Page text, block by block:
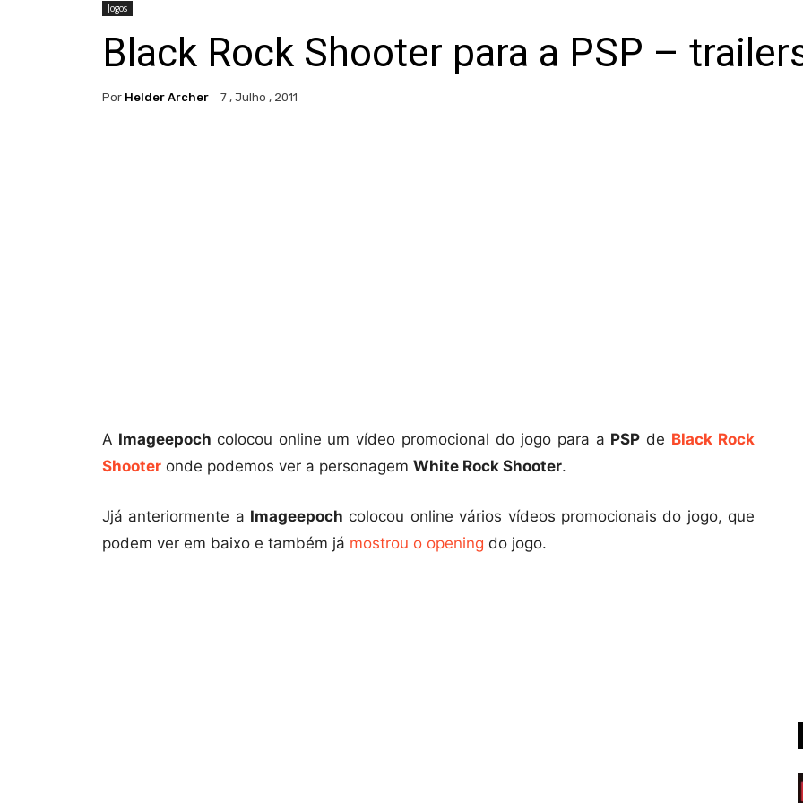
Jogos
Black Rock Shooter para a PSP –
Por Helder Archer 7 , Julho , 2011
A Imageepoch colocou online um vídeo promocional do jogo para a PSP de Black Rock
Shooter onde podemos ver a personagem White Rock Shooter.
Jjá anteriormente a Imageepoch colocou online vários vídeos promocionais do jogo, que
podem ver em baixo e também já mostrou o opening do jogo.